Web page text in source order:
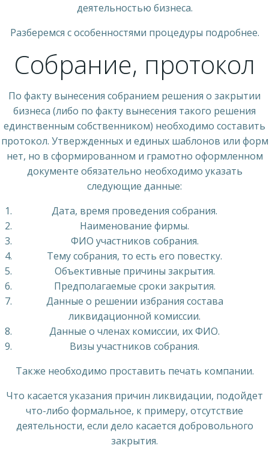
деятельностью бизнеса.
Разберемся с особенностями процедуры подробнее.
Собрание, протокол
По факту вынесения собранием решения о закрытии
бизнеса (либо по факту вынесения такого решения
единственным собственником) необходимо составить
протокол. Утвержденных и единых шаблонов или форм
нет, но в сформированном и грамотно оформленном
документе обязательно необходимо указать
следующие данные:
Дата, время проведения собрания.
Наименование фирмы.
ФИО участников собрания.
Тему собрания, то есть его повестку.
Объективные причины закрытия.
Предполагаемые сроки закрытия.
Данные о решении избрания состава
ликвидационной комиссии.
Данные о членах комиссии, их ФИО.
Визы участников собрания.
Также необходимо проставить печать компании.
Что касается указания причин ликвидации, подойдет
что-либо формальное, к примеру, отсутствие
деятельности, если дело касается добровольного
закрытия.